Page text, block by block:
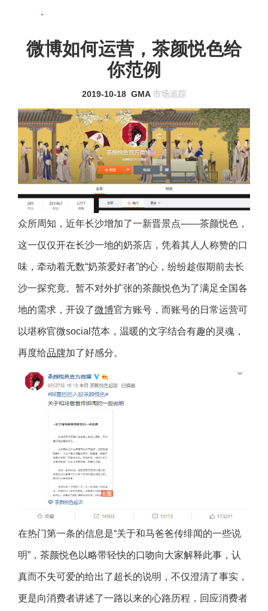
微博如何运营，茶颜悦色给
你范例
2019-10-18 GMA 市场追踪
众所周知，近年长沙增加了一新晋景点——茶颜悦色，
这一仅仅开在长沙一地的奶茶店，凭着其人人称赞的口
味，牵动着无数“奶茶爱好者”的心，纷纷趁假期前去长
沙一探究竟。暂不对外扩张的茶颜悦色为了满足全国各
地的需求，开设了微博官方账号，而账号的日常运营可
以堪称官微social范本，温暖的文字结合有趣的灵魂，
再度给品牌加了好感分。
在热门第一条的信息是“关于和马爸爸传绯闻的一些说
明”，茶颜悦色以略带轻快的口吻向大家解释此事，认
真而不失可爱的给出了超长的说明，不仅澄清了事实，
更是向消费者讲述了一路以来的心路历程，回应消费者